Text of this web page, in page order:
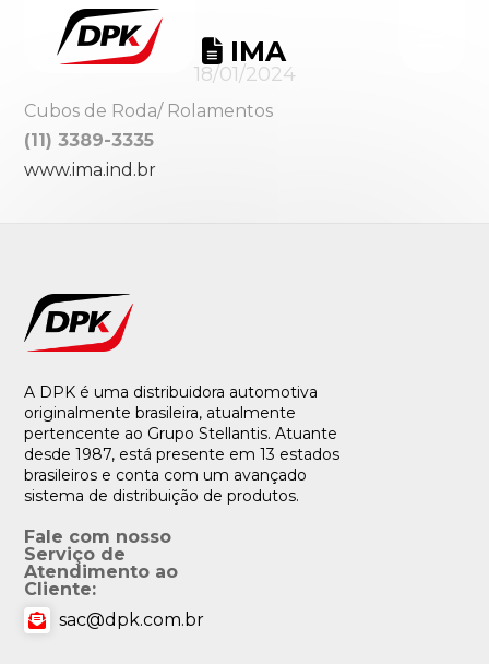
IMA
18/01/2024
Cubos de Roda/ Rolamentos
(11) 3389-3335
www.ima.ind.br
A DPK é uma distribuidora automotiva
originalmente brasileira, atualmente
pertencente ao Grupo Stellantis. Atuante
desde 1987, está presente em 13 estados
brasileiros e conta com um avançado
sistema de distribuição de produtos.
Fale com nosso
Serviço de
Atendimento ao
Cliente:
sac@dpk.com.br